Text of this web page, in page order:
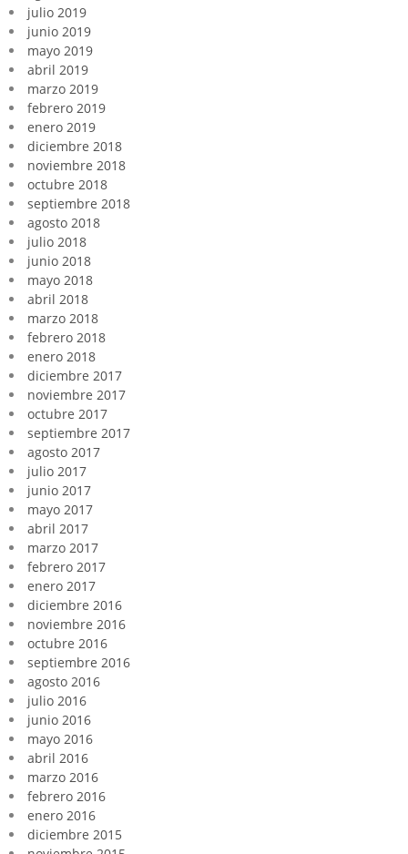
julio 2019
junio 2019
mayo 2019
abril 2019
marzo 2019
febrero 2019
enero 2019
diciembre 2018
noviembre 2018
octubre 2018
septiembre 2018
agosto 2018
julio 2018
junio 2018
mayo 2018
abril 2018
marzo 2018
febrero 2018
enero 2018
diciembre 2017
noviembre 2017
octubre 2017
septiembre 2017
agosto 2017
julio 2017
junio 2017
mayo 2017
abril 2017
marzo 2017
febrero 2017
enero 2017
diciembre 2016
noviembre 2016
octubre 2016
septiembre 2016
agosto 2016
julio 2016
junio 2016
mayo 2016
abril 2016
marzo 2016
febrero 2016
enero 2016
diciembre 2015